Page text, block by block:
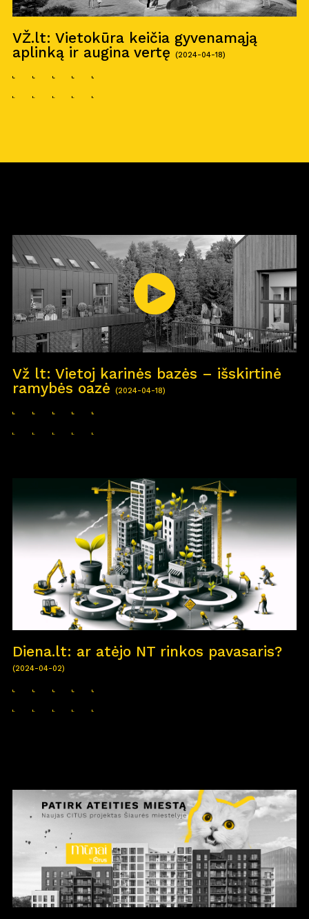
VŽ.lt: Vietokūra keičia gyvenamąją
aplinką ir augina vertę
(2024-04-18)
Vž lt: Vietoj karinės bazės – išskirtinė
ramybės oazė
(2024-04-18)
Diena.lt: ar atėjo NT rinkos pavasaris?
(2024-04-02)